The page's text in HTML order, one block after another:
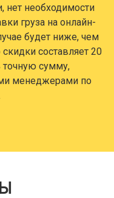
нет необходимости
груза на онлайн-
будет ниже, чем
составляет 20
точную сумму,
менеджерами по